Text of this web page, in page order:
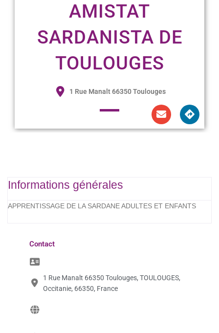
AMISTAT
SARDANISTA DE
TOULOUGES
1 Rue Manalt 66350 Toulouges
Informations générales
APPRENTISSAGE DE LA SARDANE ADULTES ET ENFANTS
Contact
1 Rue Manalt 66350 Toulouges, TOULOUGES,
Occitanie, 66350, France